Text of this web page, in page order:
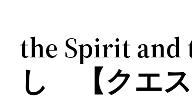
the Spirit
し 【クエス